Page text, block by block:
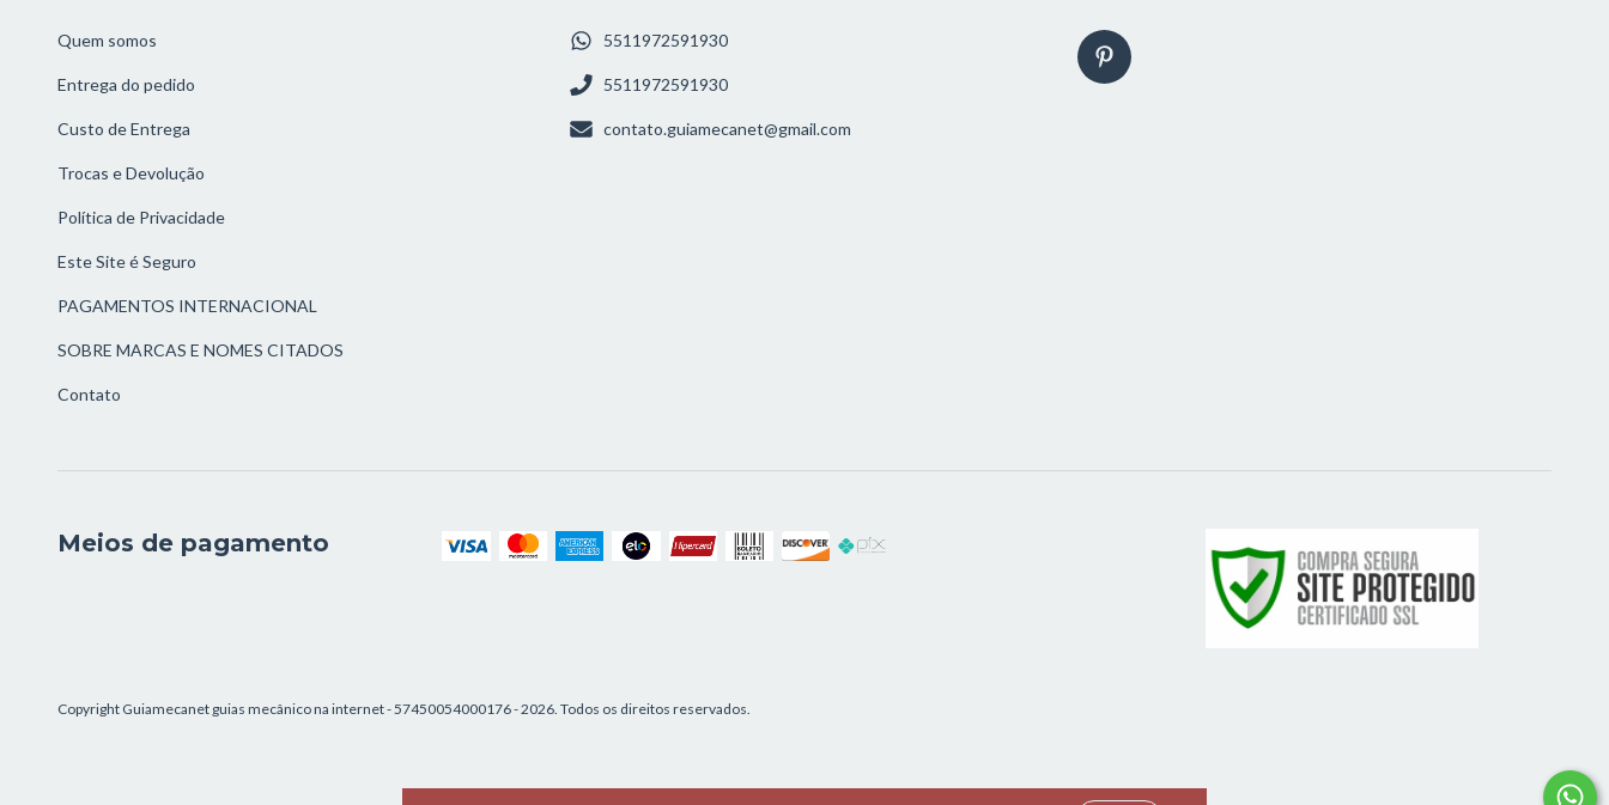
Quem somos
Entrega do pedido
Custo de Entrega
Trocas e Devolução
Política de Privacidade
Este Site é Seguro
PAGAMENTOS INTERNACIONAL
SOBRE MARCAS E NOMES CITADOS
Contato
5511972591930
5511972591930
contato.guiamecanet@gmail.com
Meios de pagamento
Copyright Guiamecanet guias mecânico na internet - 57450054000176 - 2026. Todos os direitos reservados.